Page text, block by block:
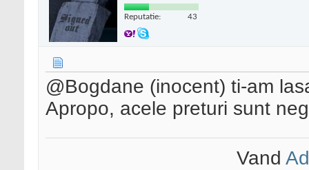
Reputatie: 43
@Bogdane (inocent) ti-am
Apropo, acele preturi sunt
Vand